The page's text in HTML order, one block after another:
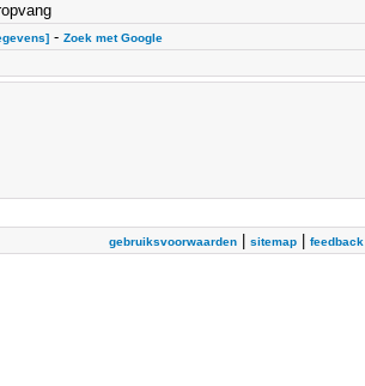
- Zoek met Google
gebruiksvoorwaarden| sitemap| feedback